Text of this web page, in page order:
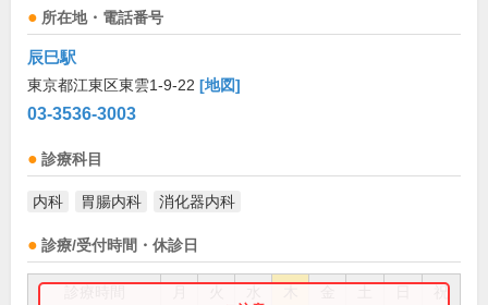
所在地・電話番号
辰巳駅
東京都江東区東雲1-9-22 [地図]
03-3536-3003
診療科目
内科 胃腸内科 消化器内科
診療/受付時間・休診日
祝